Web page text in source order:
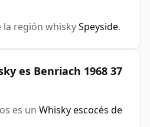
la región whiskySpeyside.
es Benriach 1968 37
es un Whisky escocés de